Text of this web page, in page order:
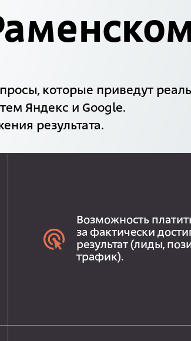
которые приведут
Яндекс и Google.
результата.
Возможность
за фактически
результат (лиды,
трафик).